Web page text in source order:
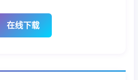
在线下载